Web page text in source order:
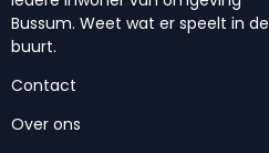
Bussum. Weet wat er speelt in de
buurt.
Contact
Over ons